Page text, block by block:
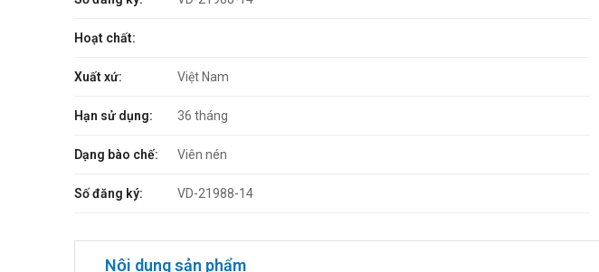
Hoạt chất:
Xuất xứ: Việt Nam
Hạn sử dụng: 36 tháng
Dạng bào chế: Viên nén
Số đăng ký: VD-21988-14
Nội dung sản phẩm